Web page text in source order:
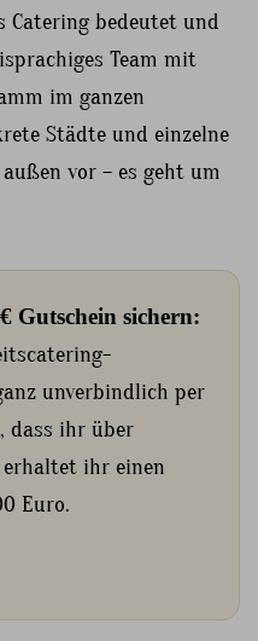
Catering bedeutet und
Team mit
im ganzen
Städte und einzelne
vor – es geht um
Gutschein sichern:
unverbindlich per
dass ihr über
erhaltet ihr einen
Euro.